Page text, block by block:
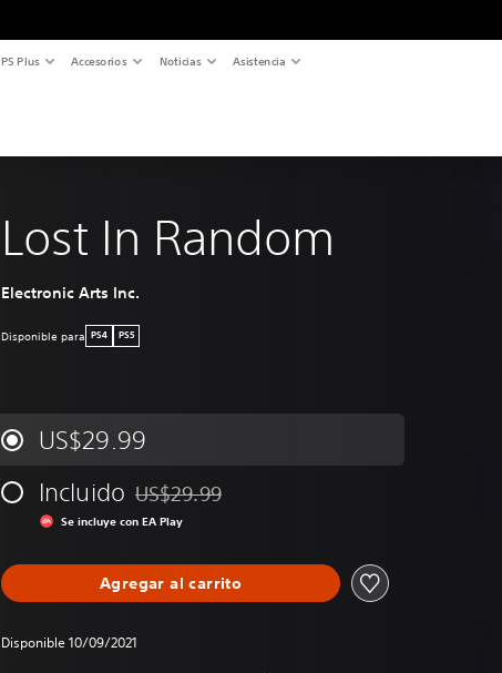
PS Plus Accesorios Noticias Asistencia
Lost In Random
Electronic Arts Inc.
Disponible para PS4 PS5
US$29.99
Incluido Rebajado del precio original de US$29.99
US$29.99
Se incluye con EA Play
Agregar al carrito
Disponible 10/09/2021